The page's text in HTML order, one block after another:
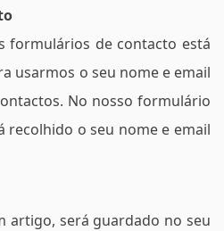
formulários de contacto está
usarmos o seu nome e email
No nosso formulário
recolhido o seu nome e email
artigo, será guardado no seu